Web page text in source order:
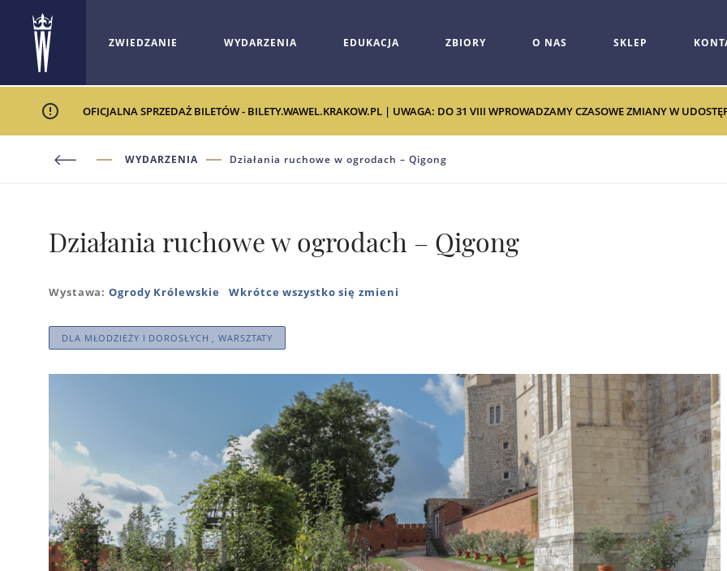
ZWIEDZANIE WYDARZENIA EDUKACJA ZBIORY O NAS SKLEP
OFICJALNA SPRZEDAŻ BILETÓW - BILETY.WAWEL.KRAKOW.PL | UWAGA: DO 31 VIII WPROWADZAMY CZASOWE ZMIANY W
WYDARZENIA Działania ruchowe w ogrodach – Qigong
Działania ruchowe w ogrodach – Qigong
Wystawa:Ogrody Królewskie Wkrótce wszystko się zmieni
DLA MŁODZIEŻY I DOROSŁYCH , WARSZTATY